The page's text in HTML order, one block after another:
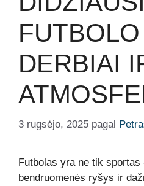
DERBIAI
3 rugsėjo, 2025 pagal
Futbolas yra ne tik
bendruomenės ryšys ir